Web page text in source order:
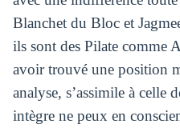
Blanchet du Bloc et
ils sont des Pilate comme
avoir trouvé une position
analyse, s’assimile à celle
intègre ne peux en